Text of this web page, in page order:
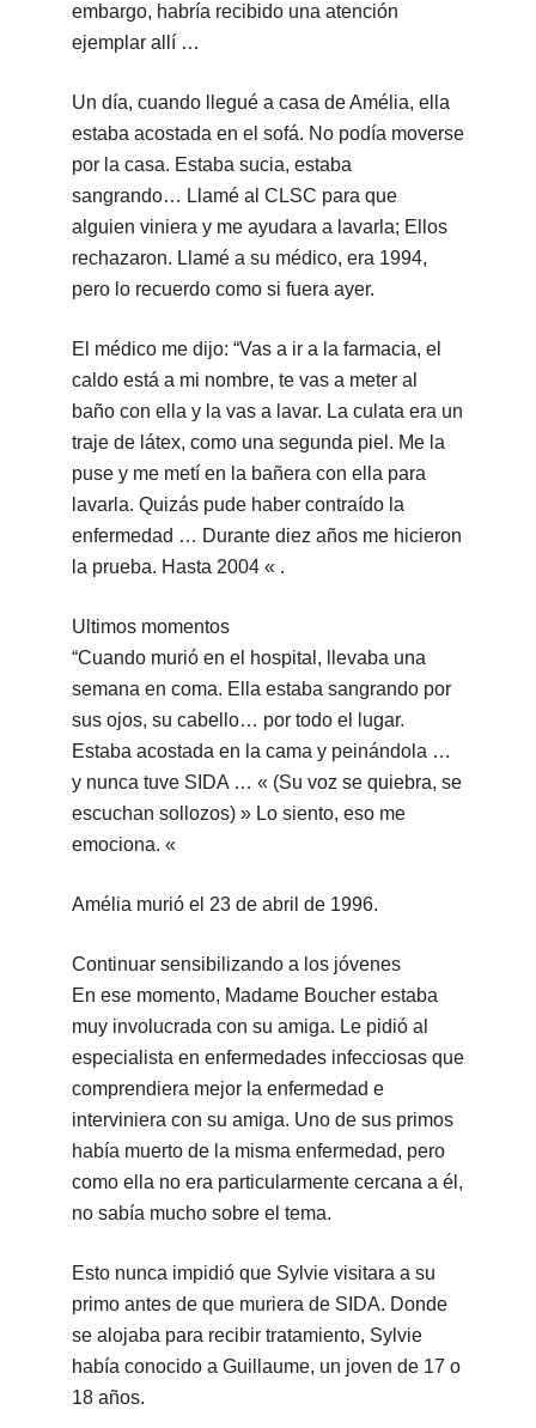
embargo, habría recibido una atención
ejemplar allí …
Un día, cuando llegué a casa de Amélia, ella
estaba acostada en el sofá. No podía moverse
por la casa. Estaba sucia, estaba
sangrando… Llamé al CLSC para que
alguien viniera y me ayudara a lavarla; Ellos
rechazaron. Llamé a su médico, era 1994,
pero lo recuerdo como si fuera ayer.
El médico me dijo: “Vas a ir a la farmacia, el
caldo está a mi nombre, te vas a meter al
baño con ella y la vas a lavar. La culata era un
traje de látex, como una segunda piel. Me la
puse y me metí en la bañera con ella para
lavarla. Quizás pude haber contraído la
enfermedad … Durante diez años me hicieron
la prueba. Hasta 2004 « .
Ultimos momentos
“Cuando murió en el hospital, llevaba una
semana en coma. Ella estaba sangrando por
sus ojos, su cabello… por todo el lugar.
Estaba acostada en la cama y peinándola …
y nunca tuve SIDA … « (Su voz se quiebra, se
escuchan sollozos) » Lo siento, eso me
emociona. «
Amélia murió el 23 de abril de 1996.
Continuar sensibilizando a los jóvenes
En ese momento, Madame Boucher estaba
muy involucrada con su amiga. Le pidió al
especialista en enfermedades infecciosas que
comprendiera mejor la enfermedad e
interviniera con su amiga. Uno de sus primos
había muerto de la misma enfermedad, pero
como ella no era particularmente cercana a él,
no sabía mucho sobre el tema.
Esto nunca impidió que Sylvie visitara a su
primo antes de que muriera de SIDA. Donde
se alojaba para recibir tratamiento, Sylvie
había conocido a Guillaume, un joven de 17 o
18 años.